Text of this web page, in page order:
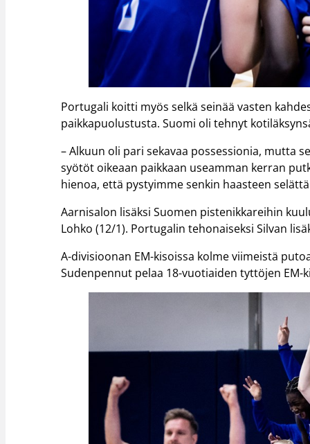
Portugali koitti myös selkä seinää vasten
paikkapuolustusta. Suomi oli tehnyt
– Alkuun oli pari sekavaa possessionia, mutta
syötöt oikeaan paikkaan useamman kerran
hienoa, että pystyimme senkin haasteen
Aarnisalon lisäksi Suomen pistenikkareihin
Lohko (12/1). Portugalin tehonaiseksi Silvan
A-divisioonan EM-kisoissa kolme viimeistä
Sudenpennut pelaa 18-vuotiaiden tyttöjen EM-